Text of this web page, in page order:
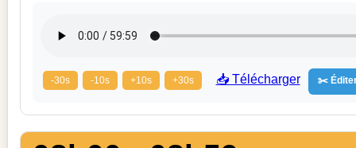
-30s -10s +10s +30s 📥 Télécharger ✂️